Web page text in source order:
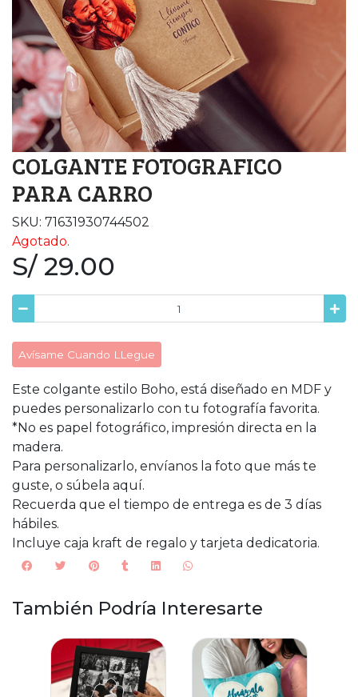
COLGANTE FOTOGRAFICO
PARA CARRO
SKU: 71631930744502
Agotado.
S/ 29.00
Avísame Cuando LLegue
Este colgante estilo Boho, está diseñado en MDF y
puedes personalizarlo con tu fotografía favorita.
*No es papel fotográfico, impresión directa en la
madera.
Para personalizarlo, envíanos la foto que más te
guste, o súbela aquí.
Recuerda que el tiempo de entrega es de 3 días
hábiles.
Incluye caja kraft de regalo y tarjeta dedicatoria.
También Podría Interesarte